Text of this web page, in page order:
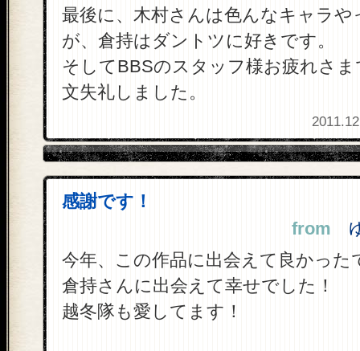
最後に、木村さんは色んなキャラや
が、倉持はダントツに好きです。
そしてBBSのスタッフ様お疲れさ
文失礼しました。
感謝です！
from
今年、この作品に出会えて良かった
倉持さんに出会えて幸せでした！
越冬隊も愛してます！